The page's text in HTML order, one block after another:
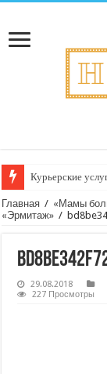
Курьерские
Главная / «Мамы
«Эрмитаж» /
29.08.2018
227 Просмотры